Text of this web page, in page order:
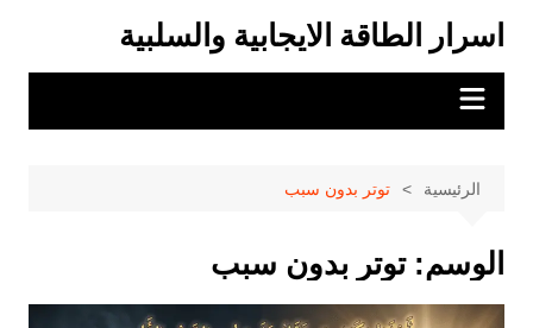
المحتوى
اسرار الطاقة الايجابية والسلبية
الرئيسية توتر بدون سبب
الوسم:توتر بدون سبب